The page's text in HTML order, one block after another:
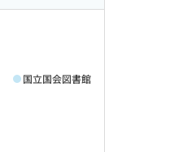
国立国会図書館